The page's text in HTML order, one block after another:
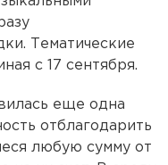
Тематические
с 17 сентября.
еще одна
отблагодарить
любую сумму от